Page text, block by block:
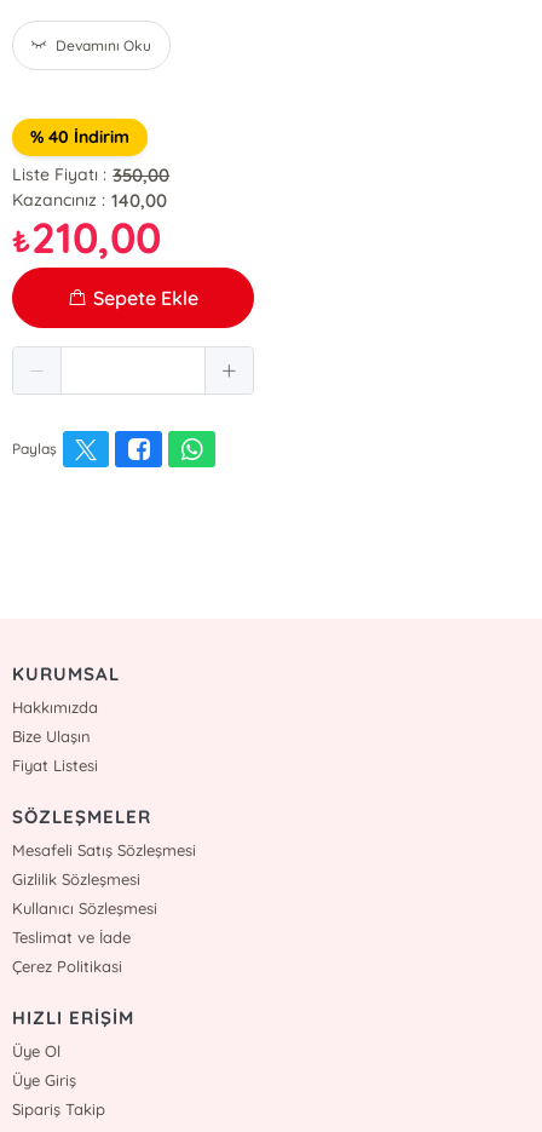
Devamını Oku
% 40 İndirim
Liste Fiyatı : 350,00
Kazancınız : 140,00
₺210,00
Sepete Ekle
Paylaş
KURUMSAL
Hakkımızda
Bize Ulaşın
Fiyat Listesi
SÖZLEŞMELER
Mesafeli Satış Sözleşmesi
Gizlilik Sözleşmesi
Kullanıcı Sözleşmesi
Teslimat ve İade
Çerez Politikasi
HIZLI ERİŞİM
Üye Ol
Üye Giriş
Sipariş Takip